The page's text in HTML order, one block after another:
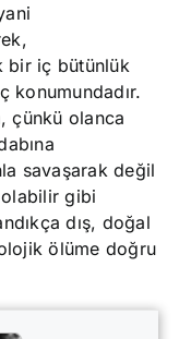
bir iç bütünlük
konumundadır.
çünkü olanca
savaşarak değil
gibi
dış, doğal
ölüme doğru